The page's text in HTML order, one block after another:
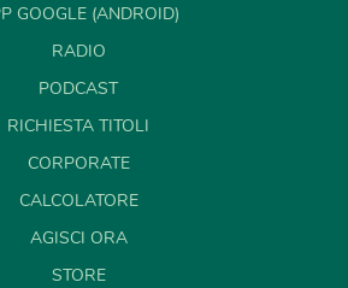
GOOGLE (ANDROID)
RADIO
PODCAST
RICHIESTA TITOLI
CORPORATE
CALCOLATORE
AGISCI ORA
STORE